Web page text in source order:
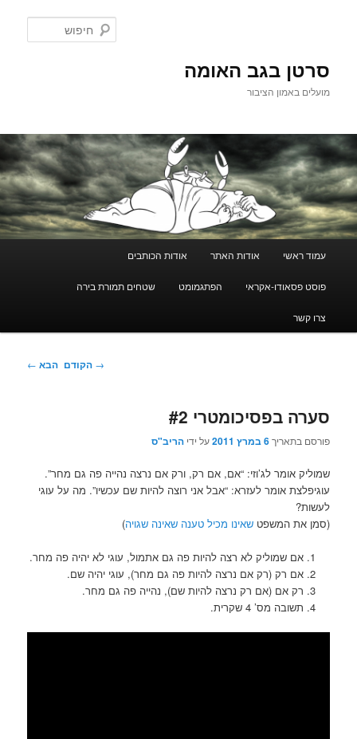
סרטן בגב האומה
מועלים באמון הציבור
עמוד ראשי אודות האתר אודות הכותבים
פוסט פסאודו-אקראי הפתגמומט שטחים תמורת בירה
צרו קשר
ניווט
→ הקודם הבא ←
סערה בפסיכומטרי #2
פורסם בתאריך6 במרץ 2011 על ידיהריב"ס
שמוליק אומר לג’וזי: “אם, אם רק, ורק אם נרצה נהייה פה גם מחר”.
עוגיפלצת אומר לעזרא: “אבל אני רוצה להיות שם עכשיו”. מה על עוגי
לעשות?
(סמן את המשפטשאינו מכיל טענה שאינה שגויה)
אם שמוליק לא רצה להיות פה גם אתמול, עוגי לא יהיה פה מחר.
אם רק (רק אם נרצה להיות פה גם מחר), עוגי יהיה שם.
רק אם (אם רק נרצה להיות שם), נהייה פה גם מחר.
תשובה מס’ 4 שקרית.